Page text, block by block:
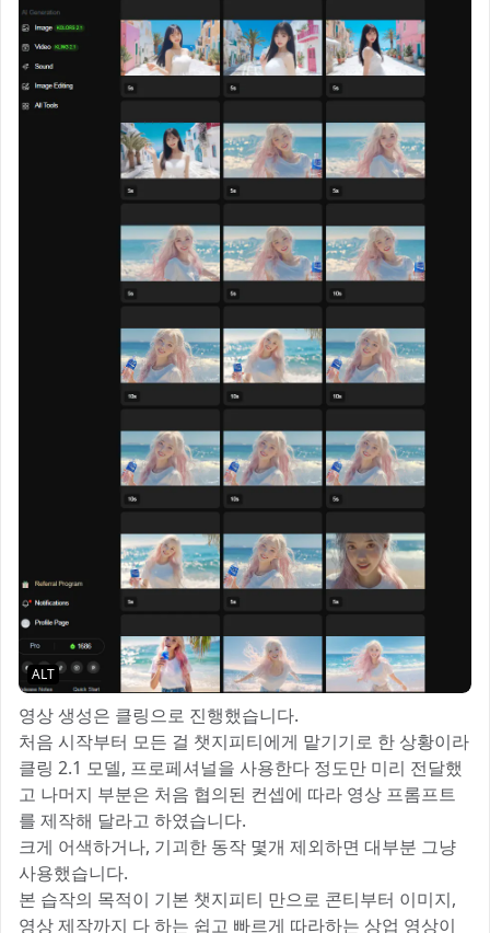
ALT
영상 생성은 클링으로 진행했습니다.
처음 시작부터 모든 걸 챗지피티에게 맡기기로 한 상황이라
클링 2.1 모델, 프로페셔널을 사용한다 정도만 미리 전달했
고 나머지 부분은 처음 협의된 컨셉에 따라 영상 프롬프트
를 제작해 달라고 하였습니다.
크게 어색하거나, 기괴한 동작 몇개 제외하면 대부분 그냥
사용했습니다.
본 습작의 목적이 기본 챗지피티 만으로 콘티부터 이미지,
영상 제작까지 다 하는 쉽고 빠르게 따라하는 상업 영상이